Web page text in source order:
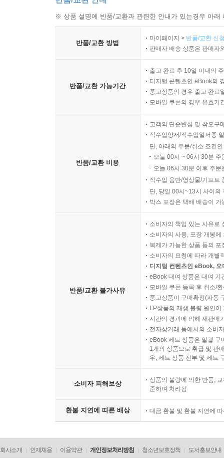
※ 상품 설명에 반품/교환과 관련한 안내가 있는경우 아
반품/교환 방법
마이페이지 > 반품/교환 신
판매자 배송 상품은 판매자
반품/교환 가능기간
출고 완료 후 10일 이내의
디지털 콘텐츠인 eBook의
중고상품의 경우 출고 완료
모바일 쿠폰의 경우 유효기
반품/교환 비용
고객의 단순변심 및 착오구
직수입양서/직수입일서중
단, 아래의 주문/취소 조건
오늘 00시 ~ 06시 30분
오늘 06시 30분 이후 주
직수입 음반/영상물/기프트
단, 당일 00시~13시 사이의
박스 포장은 택배 배송이
반품/교환 불가사유
소비자의 책임 있는 사유로
소비자의 사용, 포장 개봉
복제가 가능한 상품 등의
소비자의 요청에 따라 개별
디지털 컨텐츠인 eBook,
eBook 대여 상품은 대여 기
모바일 쿠폰 등록 후 취소/
중고상품이 구매확정(자동
LP상품의 재생 불량 원인
시간의 경과에 의해 재판매
전자상거래 등에서의 소비
eBook 세트 상품은 일괄 구
1개의 상품으로 취급 및 판
우, 세트 상품 전부 및 세트
소비자 피해보상
상품의 불량에 의한 반품,
준하여 처리됨
환불 지연에 따른 배상 대금 환불 및 환불 지연에
회사소개 인재채용 이용약관 개인정보처리방침 청소년보호정책 도서홍보안내